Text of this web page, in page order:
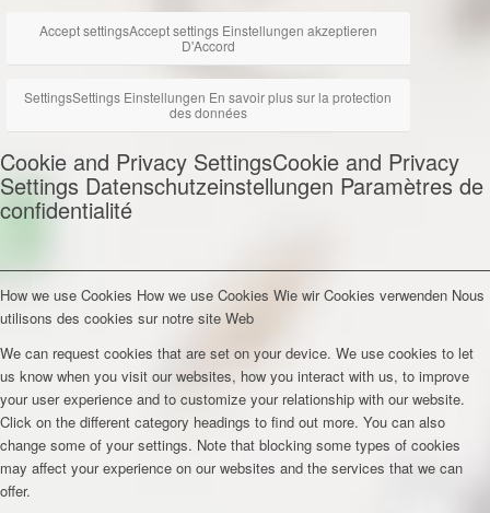
Accept settingsAccept settings Einstellungen akzeptieren
D'Accord
SettingsSettings Einstellungen En savoir plus sur la protection
des données
Cookie and Privacy SettingsCookie and Privacy
Settings Datenschutzeinstellungen Paramètres de
confidentialité
How we use Cookies How we use Cookies Wie wir Cookies verwenden Nous
utilisons des cookies sur notre site Web
We can request cookies that are set on your device. We use cookies to let
us know when you visit our websites, how you interact with us, to improve
your user experience and to customize your relationship with our website.
Click on the different category headings to find out more. You can also
change some of your settings. Note that blocking some types of cookies
may affect your experience on our websites and the services that we can
offer.